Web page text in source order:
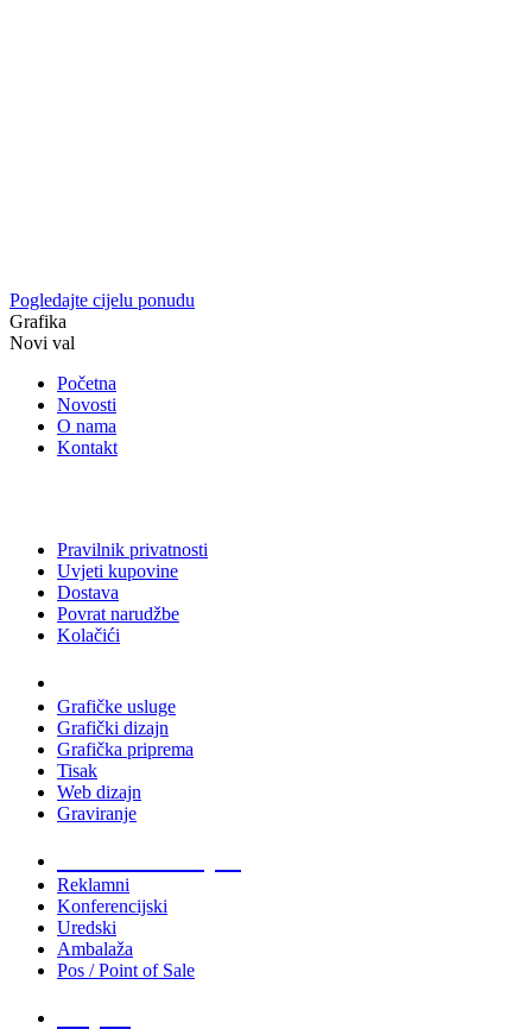
Pogledajte cijelu ponudu
Grafika
Novi val
Početna
Novosti
O nama
Kontakt
Pravilnik privatnosti
Uvjeti kupovine
Dostava
Povrat narudžbe
Kolačići
Grafičke usluge
Grafički dizajn
Grafička priprema
Tisak
Web dizajn
Graviranje
Reklamni
Konferencijski
Uredski
Ambalaža
Pos / Point of Sale